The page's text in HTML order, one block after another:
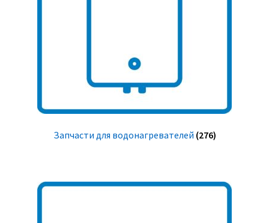
Запчасти для водонагревателей (276)